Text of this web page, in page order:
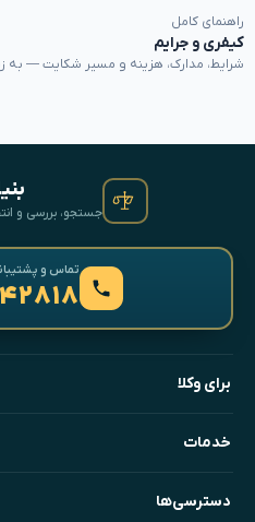
راهنمای کامل
کیفری و جرایم
شرایط، مدارک، هزینه و مسیر شکایت — به
جستجو، بررسی و
تماس و پشتیبانی
۴۲۸۱۸
برای وکلا
خدمات
دسترسی‌ها